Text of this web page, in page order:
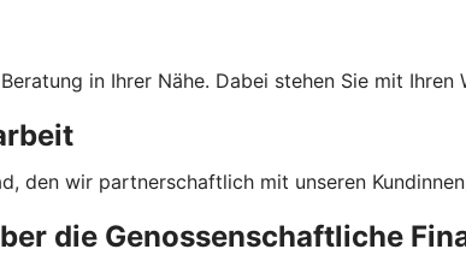
in Ihrer Nähe. Dabei stehen Sie mit
den wir partnerschaftlich mit unseren
die Genossenschaftliche